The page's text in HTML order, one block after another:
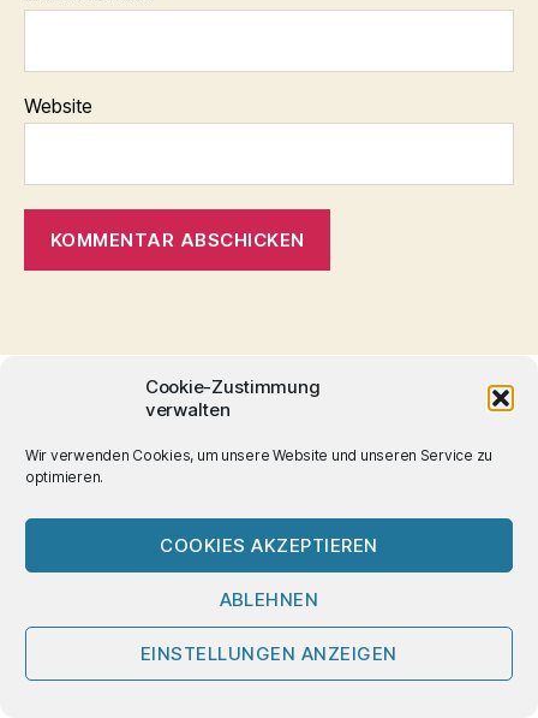
Cookie-Zustimmung
verwalten
Wir verwenden Cookies, um unsere Website und unseren Service zu
optimieren.
COOKIES AKZEPTIEREN
ABLEHNEN
EINSTELLUNGEN ANZEIGEN
Website